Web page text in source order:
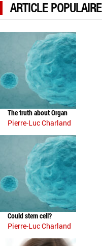
ARTICLE POPULAIRE
The truth about Organ
Pierre-Luc Charland
Could stem cell?
Pierre-Luc Charland